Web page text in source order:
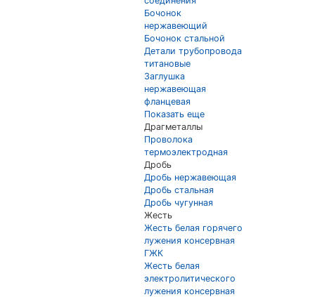
Бочонок
нержавеющий
Бочонок стальной
Детали трубопровода
титановые
Заглушка
нержавеющая
фланцевая
Показать еще
Драгметаллы
Проволока
термоэлектродная
Дробь
Дробь нержавеющая
Дробь стальная
Дробь чугунная
Жесть
Жесть белая горячего
лужения консервная
ГЖК
Жесть белая
электролитического
лужения консервная